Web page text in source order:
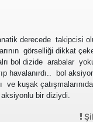
derecede takipcisi
görselliği dikkat
bol dizide arabalar
havalanırdı.. bol
ve kuşak
bir diziydi.